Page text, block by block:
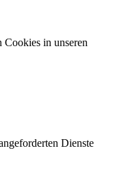
in unseren
Dienste